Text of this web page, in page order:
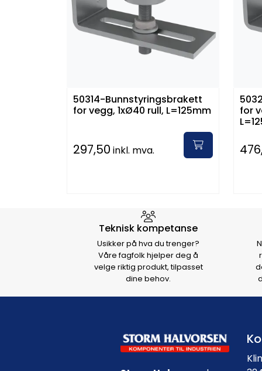
50314-Bunnstyringsbrakett
for vegg, 1xØ40 rull, L=125mm
297,50 inkl. mva.
for
Hvorfor velge Storm
Teknisk kompetanse
Usikker på hva du trenger?
Våre fagfolk hjelper deg å
velge riktig produkt, tilpasset
dine behov.